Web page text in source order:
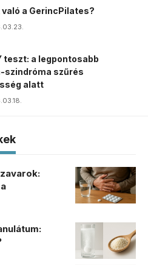
való a GerincPilates?
teszt: a legpontosabb
szindróma szűrés
alatt